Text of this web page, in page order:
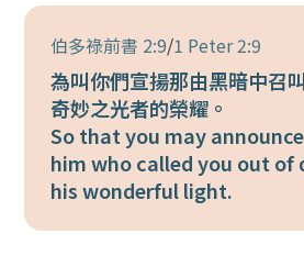
伯多祿前書 2:9/1 Peter 2:9
為叫你們宣揚那由黑暗中召
奇妙之光者的榮耀。
So that you may
him who called you out of
his wonderful light.